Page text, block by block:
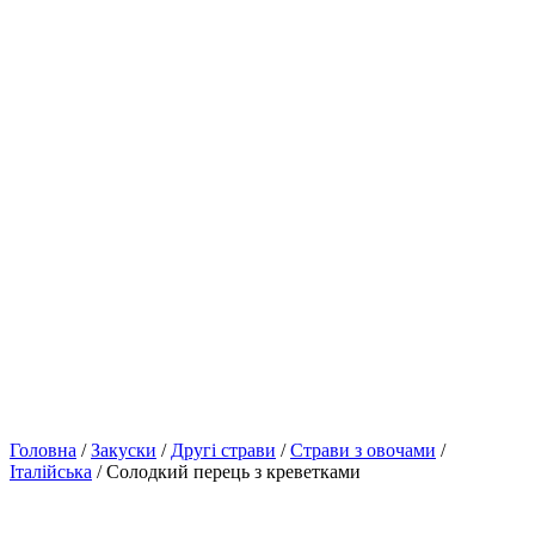
Головна /Закуски /Другі страви /Страви з овочами /
Італійська / Солодкий перець з креветками